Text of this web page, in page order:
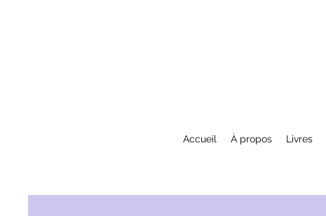
Accueil À propos Livres